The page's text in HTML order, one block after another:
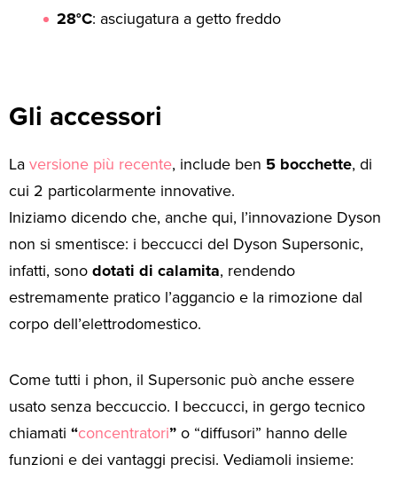
28°C: asciugatura a getto freddo
Gli accessori
Laversione più recente, include ben 5 bocchette, di
cui 2 particolarmente innovative.
Iniziamo dicendo che, anche qui, l’innovazione Dyson
non si smentisce: i beccucci del Dyson Supersonic,
infatti, sonodotati di calamita, rendendo
estremamente pratico l’aggancio e la rimozione dal
corpo dell’elettrodomestico.
Come tutti i phon, il Supersonic può anche essere
usato senza beccuccio. I beccucci, in gergo tecnico
chiamati “concentratori”o “diffusori” hanno delle
funzioni e dei vantaggi precisi. Vediamoli insieme: